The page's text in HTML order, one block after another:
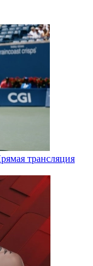
трансляция